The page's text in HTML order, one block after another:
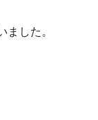
ました。